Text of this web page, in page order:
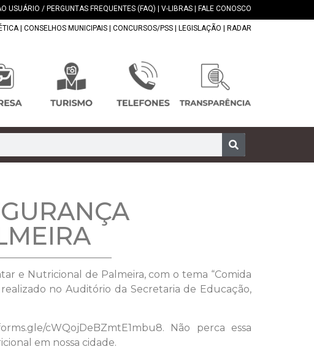
USUÁRIO / PERGUNTAS FREQUENTES (FAQ) V-LIBRAS FALE CONOSCO
| CONSELHOS MUNICIPAIS CONCURSOS/PSS LEGISLAÇÃO RADAR
e Nutricional de Palmeira, com o tema “Comida
no Auditório da Secretaria de Educação,
cWQojDeBZmtE1mbu8. Não perca essa
em nossa cidade.